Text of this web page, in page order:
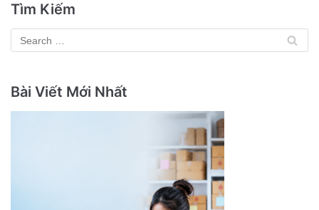
Tìm Kiếm
Bài Viết Mới Nhất